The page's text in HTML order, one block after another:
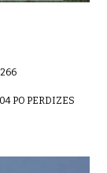
PO PERDIZES